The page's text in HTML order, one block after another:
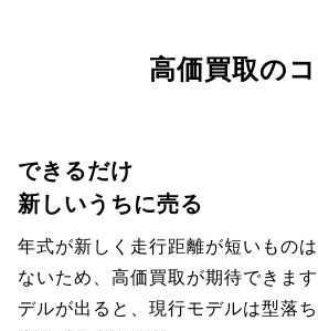
高価買取の
できるだけ
新しいうちに売る
年式が新しく走行距離が短いもの
ないため、高価買取が期待できま
デルが出ると、現行モデルは型落